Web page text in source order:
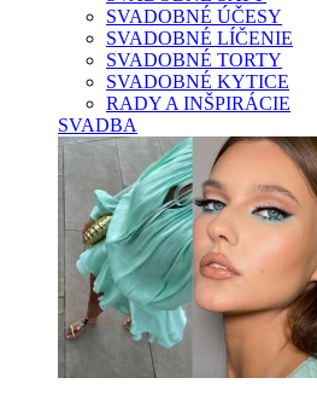
SVADOBNÉ ÚČESY
SVADOBNÉ LÍČENIE
SVADOBNÉ TORTY
SVADOBNÉ KYTICE
RADY A INŠPIRÁCIE
SVADBA